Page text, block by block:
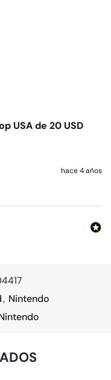
USA de 20 USD
hace 4 años
, Nintendo